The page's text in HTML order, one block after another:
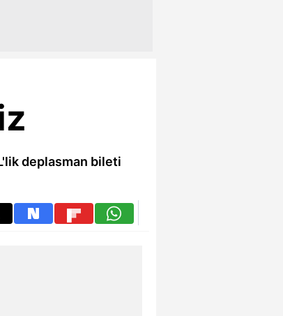
deplasman bileti